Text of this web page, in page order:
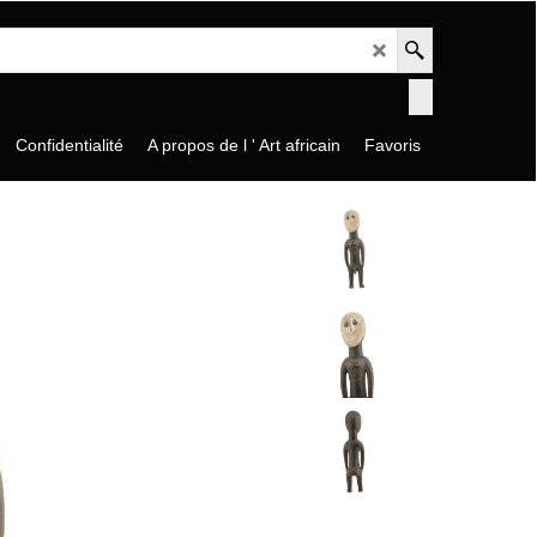
Confidentialité A propos de l ' Art africain Favoris